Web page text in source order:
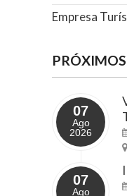
Empresa
07
Ago
2026
07
Ago